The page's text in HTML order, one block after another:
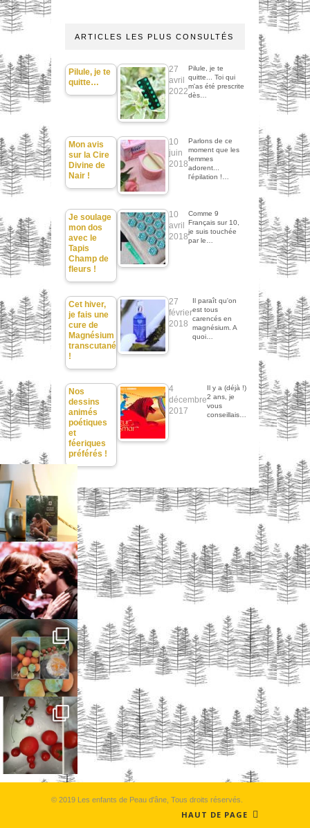
ARTICLES LES PLUS CONSULTÉS
Pilule, je te
quitte…
27
avril
2022
Pilule, je te
quitte... Toi qui
m'as été prescrite
dès…
Mon avis
sur la Cire
Divine de
Nair !
10
juin
2018
Parlons de ce
moment que les
femmes
adorent...
l'épilation !…
Je soulage
mon dos
avec le
Tapis
Champ de
fleurs !
10
avril
2018
Comme 9
Français sur 10,
je suis touchée
par le…
Cet hiver,
je fais une
cure de
Magnésium
transcutané
!
27
février
2018
Il paraît qu'on
est tous
carencés en
magnésium. A
quoi…
Nos
dessins
animés
poétiques
et
féeriques
préférés !
4
décembre
2017
Il y a (déjà !)
2 ans, je
vous
conseillais…
© 2019 Les enfants de Peau d'âne, Tous droits réservés.
HAUT DE PAGE